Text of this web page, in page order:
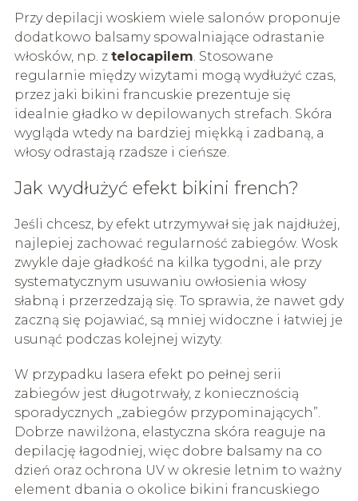
Przy depilacji woskiem wiele salonów proponuje
dodatkowo balsamy spowalniające odrastanie
włosków, np. z telocapilem. Stosowane
regularnie między wizytami mogą wydłużyć czas,
przez jaki bikini francuskie prezentuje się
idealnie gładko w depilowanych strefach. Skóra
wygląda wtedy na bardziej miękką i zadbaną, a
włosy odrastają rzadsze i cieńsze.
Jak wydłużyć efekt bikini french?
Jeśli chcesz, by efekt utrzymywał się jak najdłużej,
najlepiej zachować regularność zabiegów. Wosk
zwykle daje gładkość na kilka tygodni, ale przy
systematycznym usuwaniu owłosienia włosy
słabną i przerzedzają się. To sprawia, że nawet gdy
zaczną się pojawiać, są mniej widoczne i łatwiej je
usunąć podczas kolejnej wizyty.
W przypadku lasera efekt po pełnej serii
zabiegów jest długotrwały, z koniecznością
sporadycznych „zabiegów przypominających”.
Dobrze nawilżona, elastyczna skóra reaguje na
depilację łagodniej, więc dobre balsamy na co
dzień oraz ochrona UV w okresie letnim to ważny
element dbania o okolice bikini francuskiego